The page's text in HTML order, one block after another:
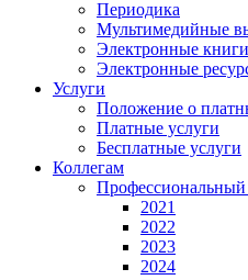
Периодика
Мультимедийные
Электронные книги
Электронные
Услуги
Положение о
Платные услуги
Бесплатные услуги
Коллегам
Профессиональный
2021
2022
2023
2024